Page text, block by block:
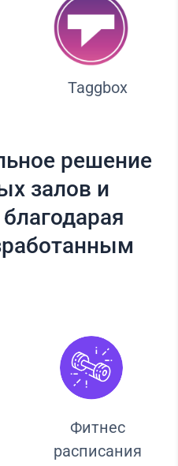
Taggbox
решение
залов и
Фитнес
расписания